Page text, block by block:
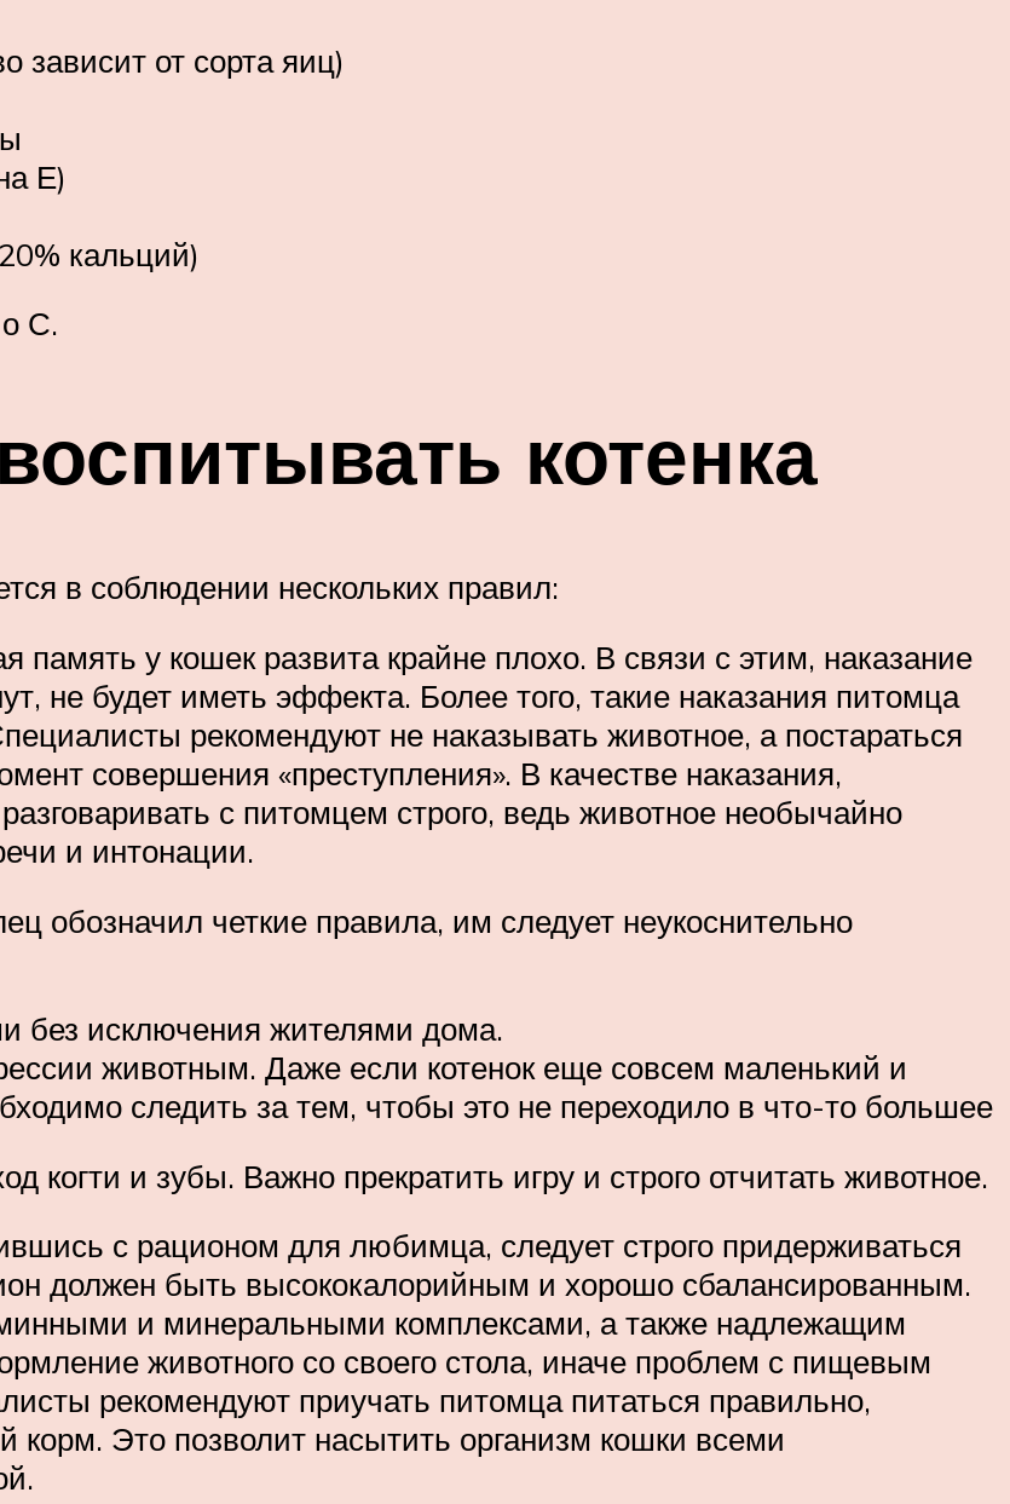
зависит от сорта яиц)
Е)
кальций)
С.
котенка
в соблюдении нескольких правил:
память у кошек развита крайне плохо. В связи с этим, наказание
не будет иметь эффекта. Более того, такие наказания питомца
рекомендуют не наказывать животное, а постараться
совершения «преступления». В качестве наказания,
с питомцем строго, ведь животное необычайно
и интонации.
обозначил четкие правила, им следует неукоснительно
без исключения жителями дома.
животным. Даже если котенок еще совсем маленький и
следить за тем, чтобы это не переходило в что-то большее
когти и зубы. Важно прекратить игру и строго отчитать животное.
с рационом для любимца, следует строго придерживаться
должен быть высококалорийным и хорошо сбалансированным.
и минеральными комплексами, а также надлежащим
животного со своего стола, иначе проблем с пищевым
рекомендуют приучать питомца питаться правильно,
корм. Это позволит насытить организм кошки всеми